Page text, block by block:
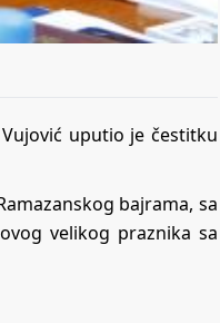
uputio je čestitku
bajrama, sa
velikog praznika sa